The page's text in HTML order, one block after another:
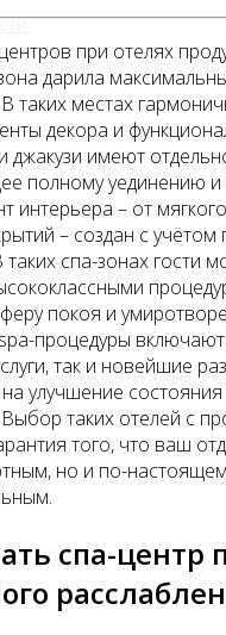
при отелях
дарила
таких местах
декора и
джакузи имеют
полному уединению
интерьера – от
– создан с
спа-зонах гости
покоя и
процедуры включают
так и новейшие
улучшение
таких отелей с
того, что ваш
но и по-
спа-центр